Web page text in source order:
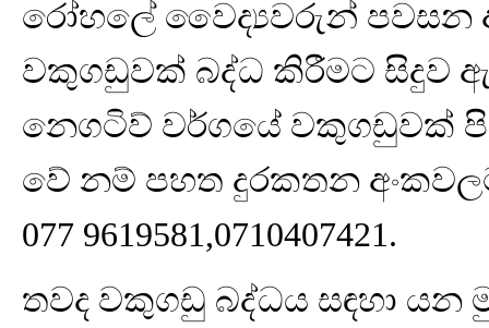
රෝහලේ වෛද්‍යවරුන් පවසන
වකුගඩුවක් බද්ධ කිරීමට සිදුව
නෙගටිව් වර්ගයේ වකුගඩුවක්
වේ නම් පහත දුරකතන
077 9619581,0710407421.
තවද වකුගඩු බද්ධය සඳහා යන